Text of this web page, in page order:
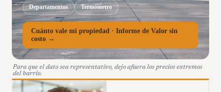
Departamentos Termómetro
Cuánto vale mi propiedad · Informe de Valor sin
costo →
Para que el dato sea representativo, dejo afuera los precios extremos
del barrio.